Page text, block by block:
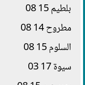
بلطيم 15 08
مطروح 14 08
السلوم 15 08
سيوة 17 03